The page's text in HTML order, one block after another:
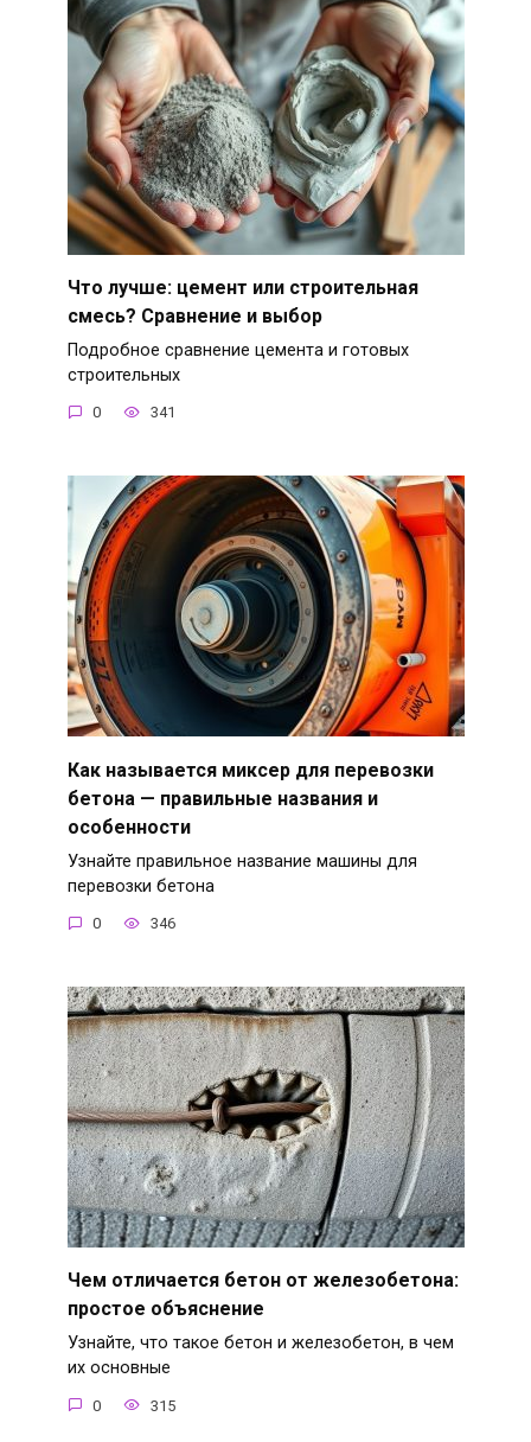
Что лучше: цемент или строительная
смесь? Сравнение и выбор
Подробное сравнение цемента и готовых
строительных
0 341
Как называется миксер для перевозки
бетона — правильные названия и
особенности
Узнайте правильное название машины для
перевозки бетона
0 346
Чем отличается бетон от железобетона:
простое объяснение
Узнайте, что такое бетон и железобетон, в чем
их основные
0 315